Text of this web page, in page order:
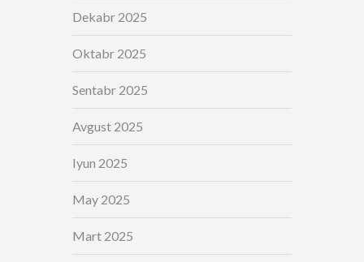
Dekabr 2025
Oktabr 2025
Sentabr 2025
Avgust 2025
Iyun 2025
May 2025
Mart 2025